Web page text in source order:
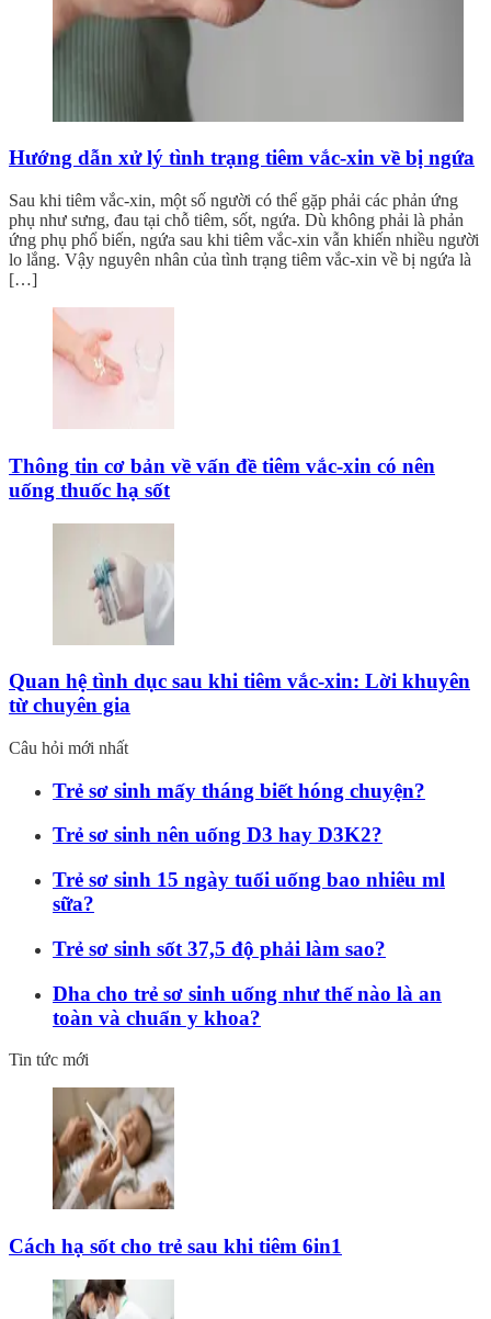
Hướng dẫn xử lý tình trạng tiêm vắc-xin về bị ngứa
Sau khi tiêm vắc-xin, một số người có thể gặp phải các phản ứng
phụ như sưng, đau tại chỗ tiêm, sốt, ngứa. Dù không phải là phản
ứng phụ phổ biến, ngứa sau khi tiêm vắc-xin vẫn khiến nhiều người
lo lắng. Vậy nguyên nhân của tình trạng tiêm vắc-xin về bị ngứa là
[…]
Thông tin cơ bản về vấn đề tiêm vắc-xin có nên
uống thuốc hạ sốt
Quan hệ tình dục sau khi tiêm vắc-xin: Lời khuyên
từ chuyên gia
Câu hỏi mới nhất
Trẻ sơ sinh mấy tháng biết hóng chuyện?
Trẻ sơ sinh nên uống D3 hay D3K2?
Trẻ sơ sinh 15 ngày tuổi uống bao nhiêu ml
sữa?
Trẻ sơ sinh sốt 37,5 độ phải làm sao?
Dha cho trẻ sơ sinh uống như thế nào là an
toàn và chuẩn y khoa?
Tin tức mới
Cách hạ sốt cho trẻ sau khi tiêm 6in1